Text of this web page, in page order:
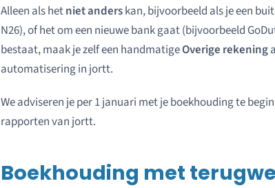
Alleen als hetniet anderskan, bijvoorbeeld als je een
N26), of het om een nieuwe bank gaat (bijvoorbeeld
bestaat, maak je zelf een handmatigeOverige rekening
automatisering in jortt.
We adviseren je per 1 januari met je boekhouding te
rapporten van jortt.
Boekhouding met